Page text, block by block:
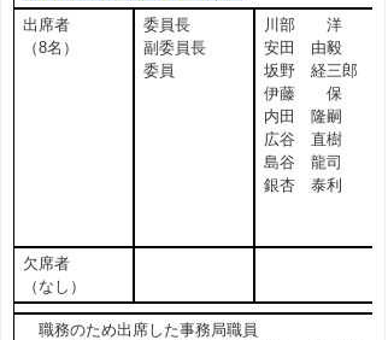
出席者
（8名）
委員長
副委員長
委員
川部 洋
安田 由毅
坂野 経三郎
伊藤 保
内田 隆嗣
広谷 直樹
島谷 龍司
銀杏 泰利
欠席者
（なし）
職務のため出席した事務局職員